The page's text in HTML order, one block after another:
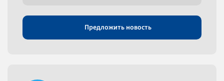
Предложить новость